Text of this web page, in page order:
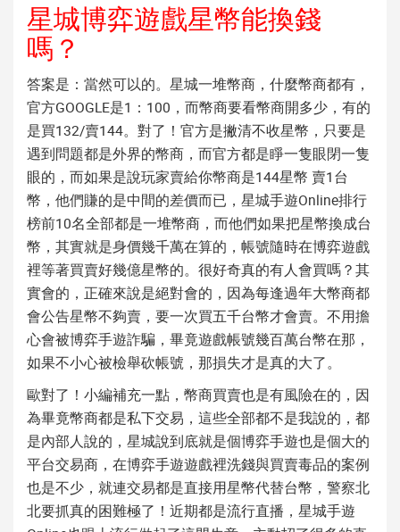
星城博弈遊戲星幣能換錢
嗎？
答案是：當然可以的。星城一堆幣商，什麼幣商都有，
官方GOOGLE是1：100，而幣商要看幣商開多少，有的
是買132/賣144。對了！官方是撇清不收星幣，只要是
遇到問題都是外界的幣商，而官方都是睜一隻眼閉一隻
眼的，而如果是說玩家賣給你幣商是144星幣 賣1台
幣，他們賺的是中間的差價而已，星城手遊Online排行
榜前10名全部都是一堆幣商，而他們如果把星幣換成台
幣，其實就是身價幾千萬在算的，帳號隨時在博弈遊戲
裡等著買賣好幾億星幣的。很好奇真的有人會買嗎？其
實會的，正確來說是絕對會的，因為每逢過年大幣商都
會公告星幣不夠賣，要一次買五千台幣才會賣。不用擔
心會被博弈手遊詐騙，畢竟遊戲帳號幾百萬台幣在那，
如果不小心被檢舉砍帳號，那損失才是真的大了。
歐對了！小編補充一點，幣商買賣也是有風險在的，因
為畢竟幣商都是私下交易，這些全部都不是我說的，都
是內部人說的，星城說到底就是個博弈手遊也是個大的
平台交易商，在博弈手遊遊戲裡洗錢與買賣毒品的案例
也是不少，就連交易都是直接用星幣代替台幣，警察北
北要抓真的困難極了！近期都是流行直播，星城手遊